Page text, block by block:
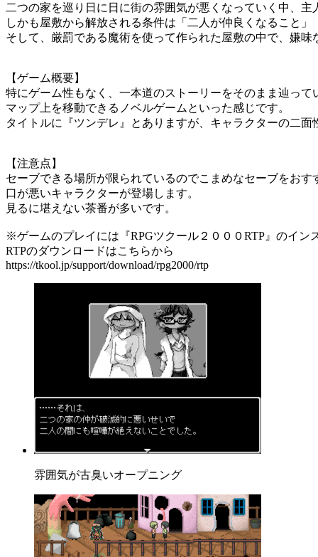
二つの家を巡り日に日に街の雰囲気が悪くなっていく中、
しかも屋敷から解放される条件は「二人が仲良くなること」
そして、厳罰である魔術を使って作られた屋敷の中で、嫌
【ゲーム概要】
特にゲーム性もなく、一本道のストーリーをそのまま辿って
マップ上を移動できるノベルゲームといった感じです。
タイトルに『ツンデレ』とありますが、キャラクターの二
【注意点】
セーブできる場所が限られているのでこまめなセーブをおす
口が悪いキャラクターが登場します。
見るに堪えない茶番が多いです。
※ゲームのプレイには『RPGツクール２０００RTP』のイン
RTPのダウンロードはこちらから
https://tkool.jp/support/download/rpg2000/rtp
雰囲気が古臭いオープニング